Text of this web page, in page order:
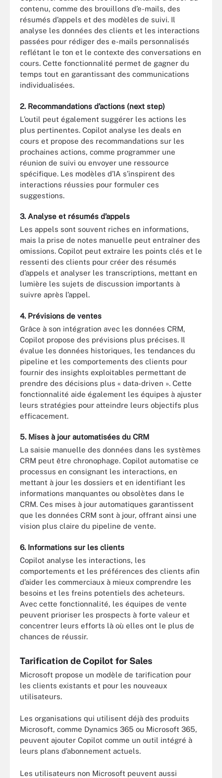
contenu, comme des brouillons d’e-mails, des
résumés d’appels et des modèles de suivi. Il
analyse les données des clients et les interactions
passées pour rédiger des e-mails personnalisés
reflétant le ton et le contexte des conversations en
cours. Cette fonctionnalité permet de gagner du
temps tout en garantissant des communications
individualisées.
2. Recommandations d’actions (next step)
L’outil peut également suggérer les actions les
plus pertinentes. Copilot analyse les deals en
cours et propose des recommandations sur les
prochaines actions, comme programmer une
réunion de suivi ou envoyer une ressource
spécifique. Les modèles d’IA s’inspirent des
interactions réussies pour formuler ces
suggestions.
3. Analyse et résumés d’appels
Les appels sont souvent riches en informations,
mais la prise de notes manuelle peut entraîner des
omissions. Copilot peut extraire les points clés et le
ressenti des clients pour créer des résumés
d’appels et analyser les transcriptions, mettant en
lumière les sujets de discussion importants à
suivre après l’appel.
4. Prévisions de ventes
Grâce à son intégration avec les données CRM,
Copilot propose des prévisions plus précises. Il
évalue les données historiques, les tendances du
pipeline et les comportements des clients pour
fournir des insights exploitables permettant de
prendre des décisions plus « data-driven ». Cette
fonctionnalité aide également les équipes à ajuster
leurs stratégies pour atteindre leurs objectifs plus
efficacement.
5. Mises à jour automatisées du CRM
La saisie manuelle des données dans les systèmes
CRM peut être chronophage. Copilot automatise ce
processus en consignant les interactions, en
mettant à jour les dossiers et en identifiant les
informations manquantes ou obsolètes dans le
CRM. Ces mises à jour automatiques garantissent
que les données CRM sont à jour, offrant ainsi une
vision plus claire du pipeline de vente.
6. Informations sur les clients
Copilot analyse les interactions, les
comportements et les préférences des clients afin
d’aider les commerciaux à mieux comprendre les
besoins et les freins potentiels des acheteurs.
Avec cette fonctionnalité, les équipes de vente
peuvent prioriser les prospects à forte valeur et
concentrer leurs efforts là où elles ont le plus de
chances de réussir.
Tarification de Copilot for Sales
Microsoft propose un modèle de tarification pour
les clients existants et pour les nouveaux
utilisateurs.
Les organisations qui utilisent déjà des produits
Microsoft, comme Dynamics 365 ou Microsoft 365,
peuvent ajouter Copilot comme un outil intégré à
leurs plans d’abonnement actuels.
Les utilisateurs non Microsoft peuvent aussi